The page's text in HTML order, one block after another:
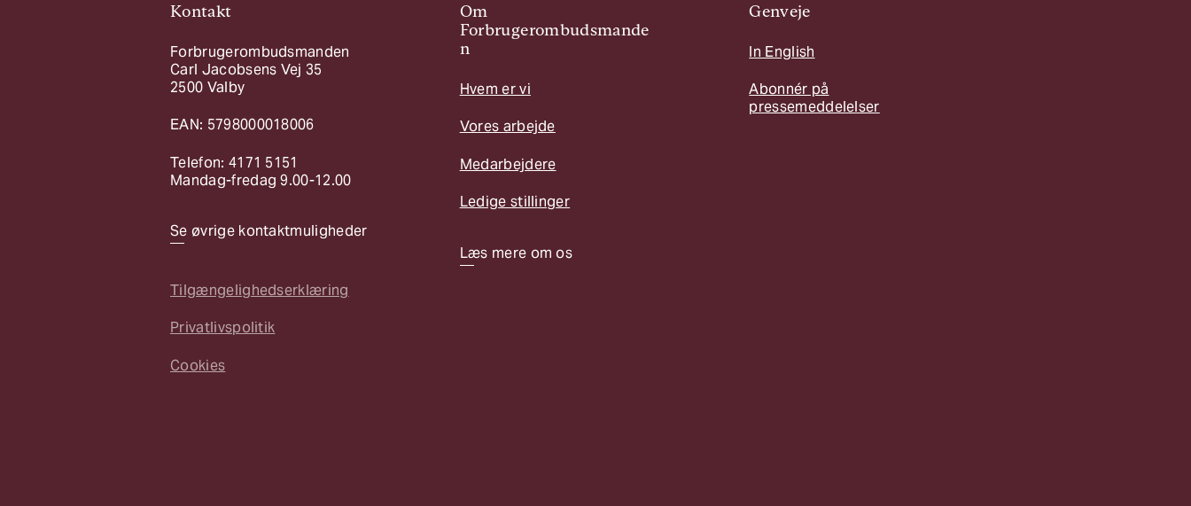
Kontakt
Forbrugerombudsmanden
Carl Jacobsens Vej 35
2500 Valby
EAN: 5798000018006
Telefon: 4171 5151
Mandag-fredag 9.00-12.00
Se øvrige kontaktmuligheder
Tilgængelighedserklæring
Privatlivspolitik
Cookies
Om
Forbrugerombudsmande
n
Hvem er vi
Vores arbejde
Medarbejdere
Ledige stillinger
Læs mere om os
Genveje
In English
Abonnér på
pressemeddelelser